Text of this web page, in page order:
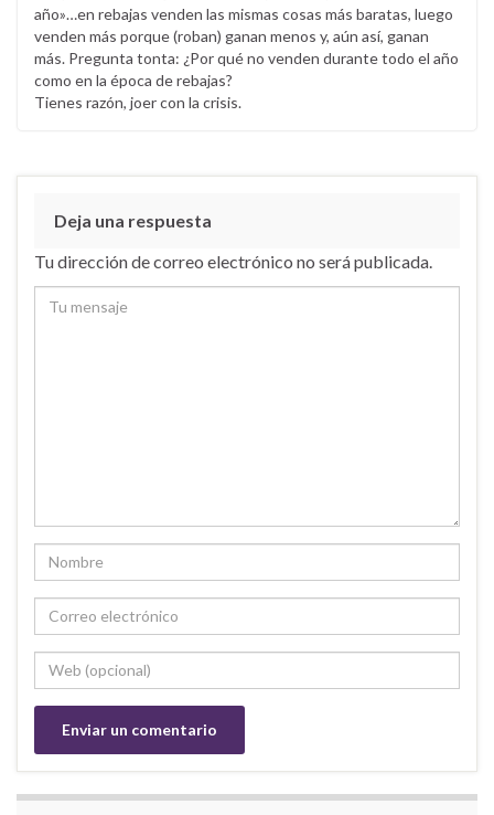
año»…en rebajas venden las mismas cosas más baratas, luego
venden más porque (roban) ganan menos y, aún así, ganan
más. Pregunta tonta: ¿Por qué no venden durante todo el año
como en la época de rebajas?
Tienes razón, joer con la crisis.
Deja una respuesta
Tu dirección de correo electrónico no será publicada.